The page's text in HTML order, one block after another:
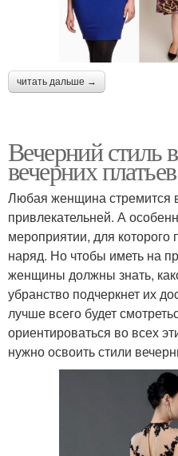
читать дальше →
Вечерний стиль
вечерних платьев
Любая женщина стремится
привлекательней. А
мероприятии, для
наряд. Но чтобы иметь на
женщины должны знать,
убранство подчеркнет их
лучше всего будет
ориентироваться во всех
нужно освоить стили